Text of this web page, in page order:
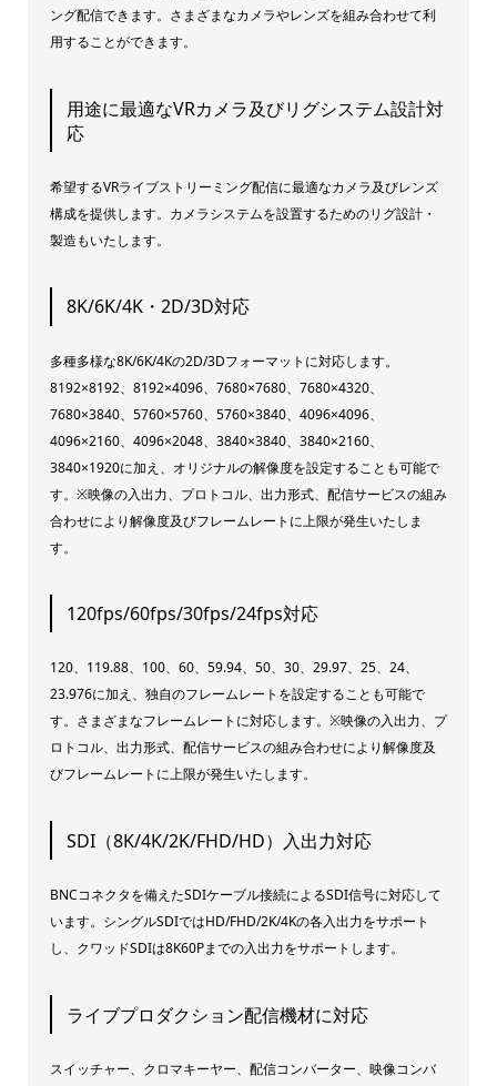
ング配信できます。さまざまなカメラやレンズを組み合わせて利
用することができます。
用途に最適なVRカメラ及びリグシステム設計対
応
希望するVRライブストリーミング配信に最適なカメラ及びレンズ
構成を提供します。カメラシステムを設置するためのリグ設計・
製造もいたします。
8K/6K/4K・2D/3D対応
多種多様な8K/6K/4Kの2D/3Dフォーマットに対応します。
8192×8192、8192×4096、7680×7680、7680×4320、
7680×3840、5760×5760、5760×3840、4096×4096、
4096×2160、4096×2048、3840×3840、3840×2160、
3840×1920に加え、オリジナルの解像度を設定することも可能で
す。※映像の入出力、プロトコル、出力形式、配信サービスの組み
合わせにより解像度及びフレームレートに上限が発生いたしま
す。
120fps/60fps/30fps/24fps対応
120、119.88、100、60、59.94、50、30、29.97、25、24、
23.976に加え、独自のフレームレートを設定することも可能で
す。さまざまなフレームレートに対応します。※映像の入出力、プ
ロトコル、出力形式、配信サービスの組み合わせにより解像度及
びフレームレートに上限が発生いたします。
SDI（8K/4K/2K/FHD/HD）入出力対応
BNCコネクタを備えたSDIケーブル接続によるSDI信号に対応して
います。シングルSDIではHD/FHD/2K/4Kの各入出力をサポート
し、クワッドSDIは8K60Pまでの入出力をサポートします。
ライブプロダクション配信機材に対応
スイッチャー、クロマキーヤー、配信コンバーター、映像コンバ